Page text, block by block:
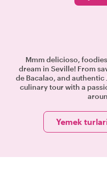
Mmm delicioso,
dream in Seville! From
de Bacalao, and
culinary tour with a
Yemek